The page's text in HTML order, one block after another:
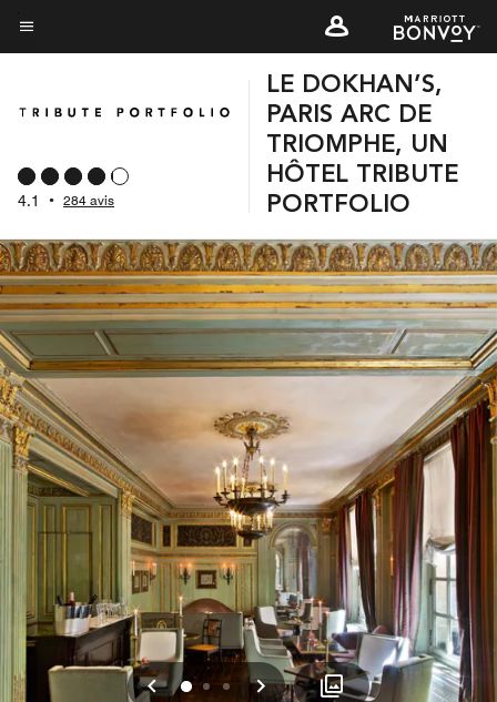
Skip
to
content
Texte du menu
4.1 • 284 avis
LE DOKHAN’S,
PARIS ARC DE
TRIOMPHE, UN
HÔTEL TRIBUTE
PORTFOLIO
Précédent
012 Suivant